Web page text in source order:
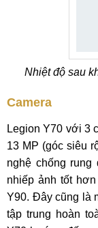
Nhiệt độ sau
Camera
Legion Y70 với 3
13 MP (góc siêu
nghệ chống
nhiếp ảnh tốt
Y90. Đây cũng là
tập trung hoàn